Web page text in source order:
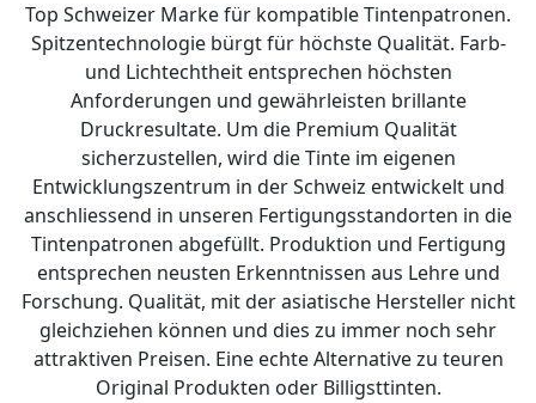
Top Schweizer Marke für kompatible Tintenpatronen.
Spitzentechnologie bürgt für höchste Qualität. Farb-
und Lichtechtheit entsprechen höchsten
Anforderungen und gewährleisten brillante
Druckresultate. Um die Premium Qualität
sicherzustellen, wird die Tinte im eigenen
Entwicklungszentrum in der Schweiz entwickelt und
anschliessend in unseren Fertigungsstandorten in die
Tintenpatronen abgefüllt. Produktion und Fertigung
entsprechen neusten Erkenntnissen aus Lehre und
Forschung. Qualität, mit der asiatische Hersteller nicht
gleichziehen können und dies zu immer noch sehr
attraktiven Preisen. Eine echte Alternative zu teuren
Original Produkten oder Billigsttinten.